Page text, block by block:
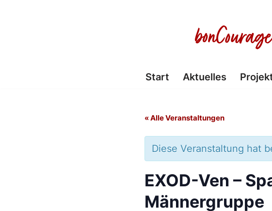
Start Aktuelles
« Alle Veranstaltungen
Diese Veranstaltung hat
EXOD-Ven –
Männergruppe